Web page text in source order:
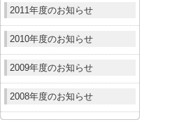
2011年度のお知らせ
2010年度のお知らせ
2009年度のお知らせ
2008年度のお知らせ